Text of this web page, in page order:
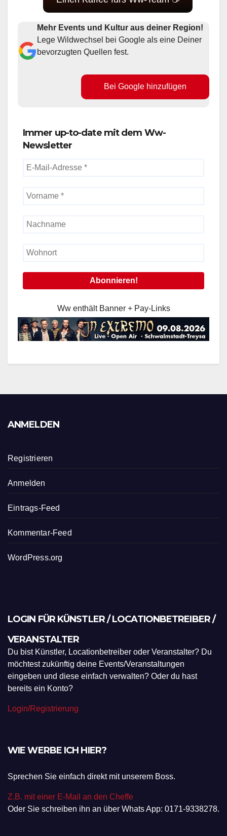
Mehr Events und Kultur aus deiner Region!
Lege Wildwechsel bei Google als eine Deiner
bevorzugten Quellen fest.
Bei Google hinzufügen
Immer up-to-date mit dem Ww-
Newsletter
Ww enthält Banner + Pay-Links
ANMELDEN
Registrieren
Anmelden
Eintrags-Feed
Kommentar-Feed
WordPress.org
LOGIN FÜR KÜNSTLER / LOCATIONBETREIBER /
VERANSTALTER
Du bist Künstler, Locationbetreiber oder Veranstalter? Du
möchtest zukünftig deine Events/Veranstaltungen
eingeben und diese einfach verwalten? Oder du hast
bereits ein Konto?
Login/Registrierung
WIE WERBE ICH HIER?
Sprechen Sie einfach direkt mit unserem Boss.
Z.B. mit einer E-Mail an den Cheffe
Oder Sie schreiben ihn an über Whats App: 0171-9338278.